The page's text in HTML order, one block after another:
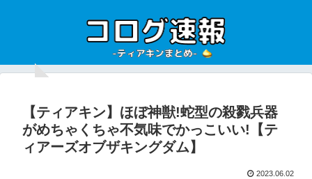
【ティアキン】ほぼ神獣!蛇型の殺戮兵器
がめちゃくちゃ不気味でかっこいい!【テ
ィアーズオブザキングダム】
2023.06.02